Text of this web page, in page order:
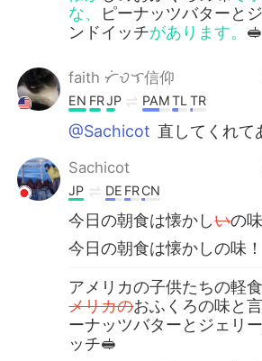
な、
ピーナッツバターと
ンドイッチがあります。 🥪
faith ᜆᜒᜏᜎ信仰
EN FRJP PAM TL TR
@Sachicot 直してくれて
Sachicot
JP DE FRCN
今日の朝食は懐かしいの味
今日の朝食は懐かしの味！
アメリカの子供たちの軽
メリカのおふくろの味と
ーナッツバターとジェリ
ッチ🥪